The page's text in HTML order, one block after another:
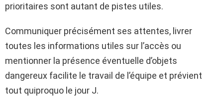
prioritaires sont autant de pistes utiles.
Communiquer précisément ses attentes, livrer
toutes les informations utiles sur l’accès ou
mentionner la présence éventuelle d’objets
dangereux facilite le travail de l’équipe et prévient
tout quiproquo le jour J.